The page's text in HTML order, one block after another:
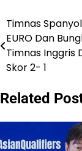
Post
navigation
Timnas
EURO Dan
Timnas Inggris
Skor 2- 1
Related